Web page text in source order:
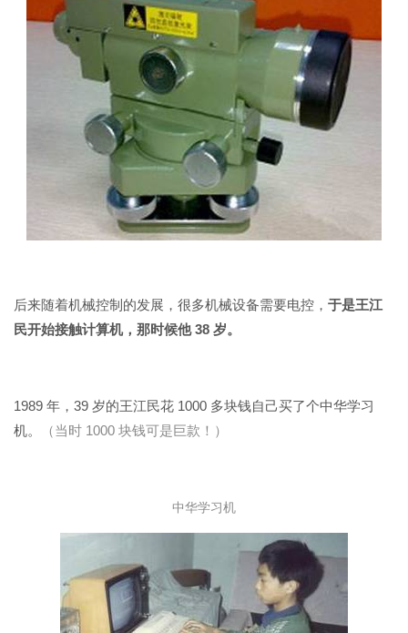
后来随着机械控制的发展，很多机械设备需要电控， 于是王江
民开始接触计算机，那时候他 38 岁。
1989 年，39 岁的王江民花 1000 多块钱自己买了个中华学习
机。
（当时 1000 块钱可是巨款！）
中华学习机